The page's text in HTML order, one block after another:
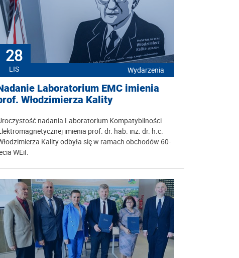
28
LIS Wydarzenia
Laboratorium EMC imienia
Włodzimierza Kality
nadania Laboratorium Kompatybilności
imienia prof. dr. hab. inż. dr. h.c.
Kality odbyła się w ramach obchodów 60-
WEiI.